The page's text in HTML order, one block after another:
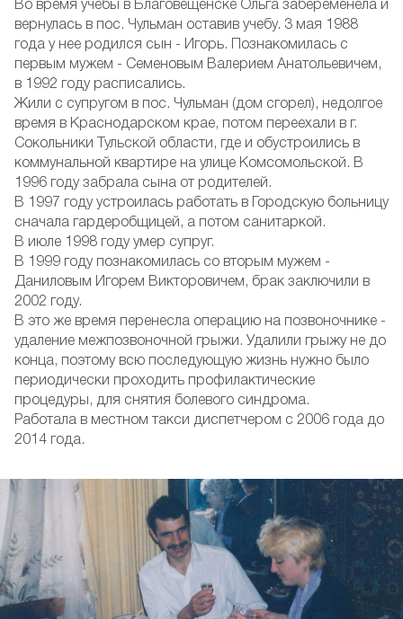
Во время учебы в Благовещенске Ольга забеременела и
вернулась в пос. Чульман оставив учебу. 3 мая 1988
года у нее родился сын - Игорь. Познакомилась с
первым мужем - Семеновым Валерием Анатольевичем,
в 1992 году расписались.
Жили с супругом в пос. Чульман (дом сгорел), недолгое
время в Краснодарском крае, потом переехали в г.
Сокольники Тульской области, где и обустроились в
коммунальной квартире на улице Комсомольской. В
1996 году забрала сына от родителей.
В 1997 году устроилась работать в Городскую больницу
сначала гардеробщицей, а потом санитаркой.
В июле 1998 году умер супруг.
В 1999 году познакомилась со вторым мужем -
Даниловым Игорем Викторовичем, брак заключили в
2002 году.
В это же время перенесла операцию на позвоночнике -
удаление межпозвоночной грыжи. Удалили грыжу не до
конца, поэтому всю последующую жизнь нужно было
периодически проходить профилактические
процедуры, для снятия болевого синдрома.
Работала в местном такси диспетчером с 2006 года до
2014 года.